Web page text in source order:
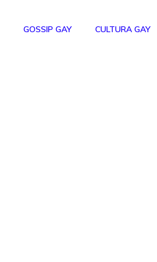
GOSSIP GAY CULTURA GAY